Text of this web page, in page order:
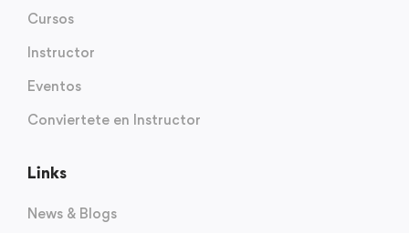
Cursos
Instructor
Eventos
Conviertete en Instructor
Links
News & Blogs